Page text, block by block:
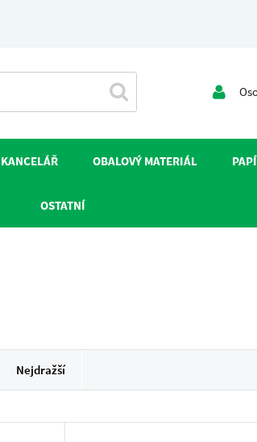
KANCELÁŘ OBALOVÝ MATERIÁL
OSTATNÍ
Nejdražší